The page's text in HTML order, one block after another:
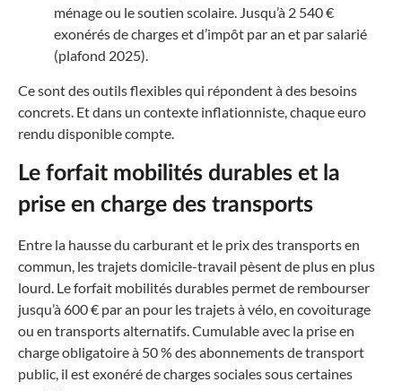
ménage ou le soutien scolaire. Jusqu’à 2 540 €
exonérés de charges et d’impôt par an et par salarié
(plafond 2025).
Ce sont des outils flexibles qui répondent à des besoins
concrets. Et dans un contexte inflationniste, chaque euro
rendu disponible compte.
Le forfait mobilités durables et la
prise en charge des transports
Entre la hausse du carburant et le prix des transports en
commun, les trajets domicile-travail pèsent de plus en plus
lourd. Le forfait mobilités durables permet de rembourser
jusqu’à 600 € par an pour les trajets à vélo, en covoiturage
ou en transports alternatifs. Cumulable avec la prise en
charge obligatoire à 50 % des abonnements de transport
public, il est exonéré de charges sociales sous certaines